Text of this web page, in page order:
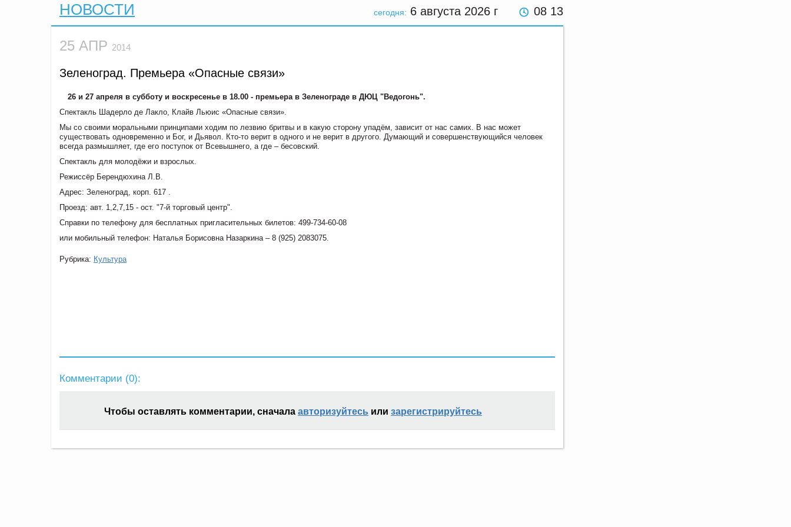
сегодня: 6 августа 2026 г 08 13
НОВОСТИ
25 АПР 2014
Зеленоград. Премьера «Опасные связи»
26 и 27 апреля в субботу и воскресенье в 18.00 - премьера в Зеленограде в ДЮЦ "Ведогонь".
Спектакль Шадерло де Лакло, Клайв Льюис «Опасные связи».
Мы со своими моральными принципами ходим по лезвию бритвы и в какую сторону упадём, зависит от нас самих. В нас может
существовать одновременно и Бог, и Дьявол. Кто-то верит в одного и не верит в другого. Думающий и совершенствующийся человек
всегда размышляет, где его поступок от Всевышнего, а где – бесовский.
Спектакль для молодёжи и взрослых.
Режиссёр Берендюхина Л.В.
Адрес: Зеленоград, корп. 617 .
Проезд: авт. 1,2,7,15 - ост. "7-й торговый центр".
Справки по телефону для бесплатных пригласительных билетов: 499-734-60-08
или мобильный телефон: Наталья Борисовна Назаркина – 8 (925) 2083075.
Рубрика: Культура
Комментарии (0):
Чтобы оставлять комментарии, сначала авторизуйтесь или зарегистрируйтесь